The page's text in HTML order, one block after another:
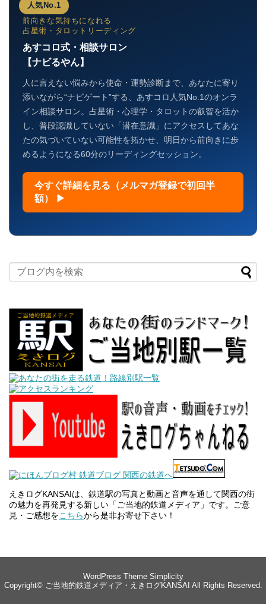
人気No.1
前向きな気持ちになれる
占星術・タロットリーディング
あすコロ式・相談サロン
【ナビるやん】
人に言えない悩みから使命・運勢診断まで、あなたに寄り
添いながら“ナビゲート”する、あすコロ人気No.1のオンラ
イン相談サロン。占星術・心理学・タロットの叡智を活か
し、普段認識していない「潜在意識」にアクセスしてあな
たの気づいていない可能性を拓かせ、明日から前向きに歩
めるようになる60分のリーディングセッション。
今すぐ詳細を見る（メルマガ登録で初回半
額） ▶
えきログKANSAIは、鉄道駅の写真と動画と音声を通して関西の街
の魅力を再発見する新しい「ご当地的鉄道メディア」です。ご意
見・ご感想をこちらから是非お寄せ下さい！
WordPress Theme Simplicity
Copyright© ご当地的鉄道メディア・えきログKANSAI All Rights Reserved.